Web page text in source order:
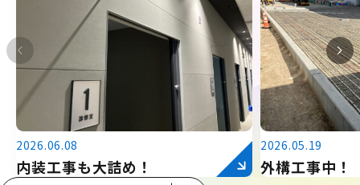
2026.06.08
内装工事も大詰め！
2026.05.19
外構工事中！